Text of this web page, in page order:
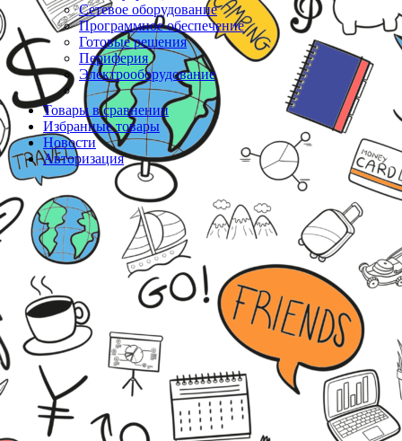
Сетевое оборудование
Программное обеспечение
Готовые решения
Периферия
Электрооборудование
Товары в сравнении
Избранные товары
Новости
Авторизация